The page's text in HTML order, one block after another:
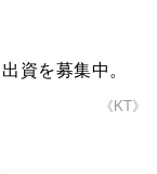
資を募集中。
《KT》